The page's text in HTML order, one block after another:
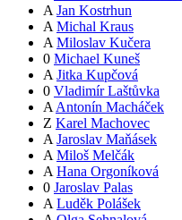
A Jan Kostrhun
A Michal Kraus
A Miloslav Kučera
0 Michael Kuneš
A Jitka Kupčová
0 Vladimír Laštůvka
A Antonín Macháček
Z Karel Machovec
A Jaroslav Maňásek
A Miloš Melčák
A Hana Orgoníková
0 Jaroslav Palas
A Luděk Polášek